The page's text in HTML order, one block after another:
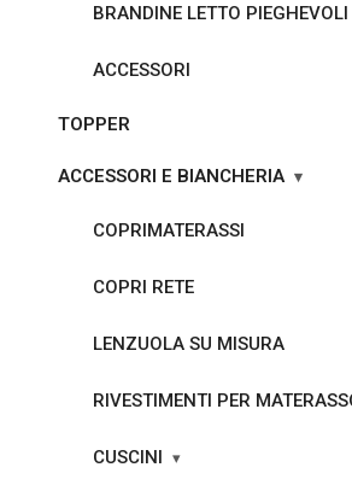
BRANDINE LETTO PIEGHEVOLI
ACCESSORI
TOPPER
ACCESSORI E BIANCHERIA
COPRIMATERASSI
COPRI RETE
LENZUOLA SU MISURA
RIVESTIMENTI PER
CUSCINI